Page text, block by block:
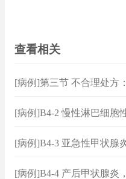
查看相关
[病例]第三节 不合理处方
[病例]B4-2 慢性淋巴细胞
[病例]B4-3 亚急性甲状腺
[病例]B4-4 产后甲状腺炎